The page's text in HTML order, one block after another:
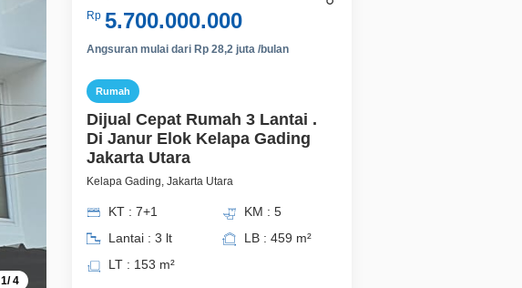
1/4
Rp 5.700.000.000
Angsuran mulai dari Rp 28,2 juta /bulan
Rumah
Dijual Cepat Rumah 3 Lantai .
Di Janur Elok Kelapa Gading
Jakarta Utara
Kelapa Gading, Jakarta Utara
KT : 7+1
KM : 5
Lantai : 3 lt
LB : 459 m²
LT : 153 m²